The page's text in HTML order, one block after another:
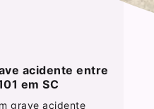
acidente entre
em SC
grave acidente